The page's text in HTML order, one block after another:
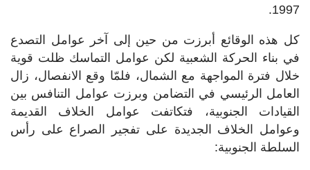
1997.
كل هذه الوقائع أبرزت من حين إلى آخر عوامل التصدع
في بناء الحركة الشعبية لكن عوامل التماسك ظلت قوية
خلال فترة المواجهة مع الشمال، فلمّا وقع الانفصال، زال
العامل الرئيسي في التضامن وبرزت عوامل التنافس بين
القيادات الجنوبية، فتكاتفت عوامل الخلاف القديمة
وعوامل الخلاف الجديدة على تفجير الصراع على رأس
السلطة الجنوبية: